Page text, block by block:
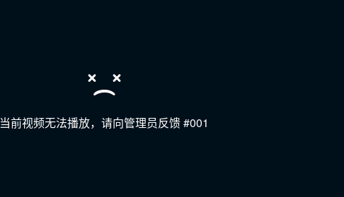
当前视频无法播放，请向管理员反馈 #001